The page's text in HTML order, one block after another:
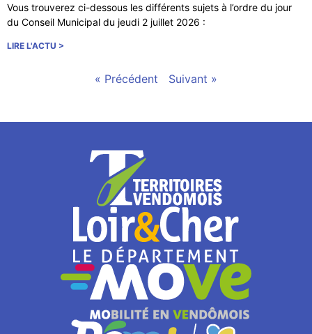
Vous trouverez ci-dessous les différents sujets à l’ordre du jour
du Conseil Municipal du jeudi 2 juillet 2026 :
LIRE L'ACTU >
« Précédent Suivant »